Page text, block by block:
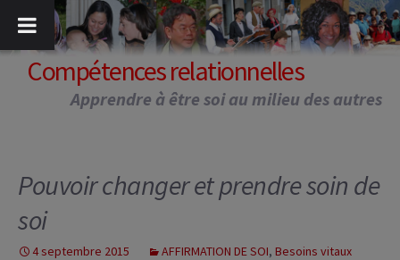
contenu
Compétences relationnelles
Apprendre à être soi au milieu des autres
Pouvoir changer et prendre soin de
soi
4 septembre 2015 AFFIRMATION DE SOI, Besoins vitaux